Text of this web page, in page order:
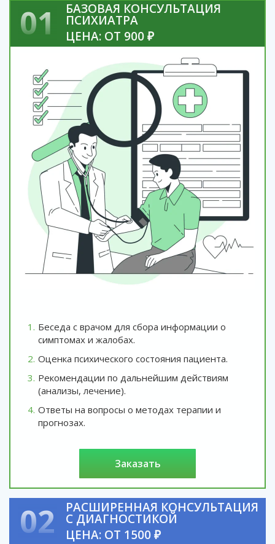
01 БАЗОВАЯ КОНСУЛЬТАЦИЯ
ПСИХИАТРА
ЦЕНА: ОТ 900 ₽
Беседа с врачом для сбора информации о
симптомах и жалобах.
Оценка психического состояния пациента.
Рекомендации по дальнейшим действиям
(анализы, лечение).
Ответы на вопросы о методах терапии и
прогнозах.
заказать
02 РАСШИРЕННАЯ КОНСУЛЬТАЦИЯ
С ДИАГНОСТИКОЙ
ЦЕНА: ОТ 1500 ₽